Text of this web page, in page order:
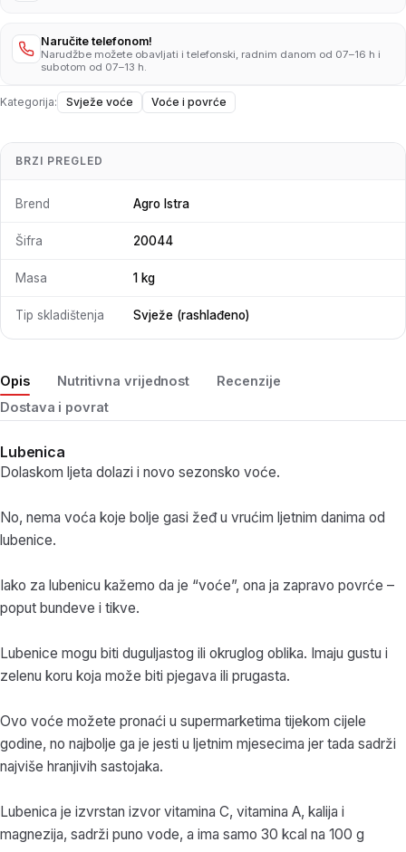
Naručite telefonom!
Narudžbe možete obavljati i telefonski, radnim danom od 07–16 h i
subotom od 07–13 h.
Kategorija: Svježe voće Voće i povrće
Opis Nutritivna vrijednost
Recenzije
Dostava i povrat
Lubenica
Dolaskom ljeta dolazi i novo sezonsko voće.
No, nema voća koje bolje gasi žeđ u vrućim ljetnim danima od
lubenice.
Iako za lubenicu kažemo da je “voće”, ona ja zapravo povrće –
poput bundeve i tikve.
Lubenice mogu biti duguljastog ili okruglog oblika. Imaju gustu i
zelenu koru koja može biti pjegava ili prugasta.
Ovo voće možete pronaći u supermarketima tijekom cijele
godine, no najbolje ga je jesti u ljetnim mjesecima jer tada sadrži
najviše hranjivih sastojaka.
Lubenica je izvrstan izvor vitamina C, vitamina A, kalija i
magnezija, sadrži puno vode, a ima samo 30 kcal na 100 g
BRZI PREGLED
Brend Agro Istra
Šifra 20044
Masa 1 kg
Tip skladištenja Svježe (rashlađeno)